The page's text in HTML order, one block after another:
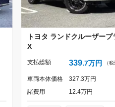
トヨタ ランドクルーザープ
X
支払総額 339 7万円 （税
車両本体価格 327 3万円
諸費用
12 4万円